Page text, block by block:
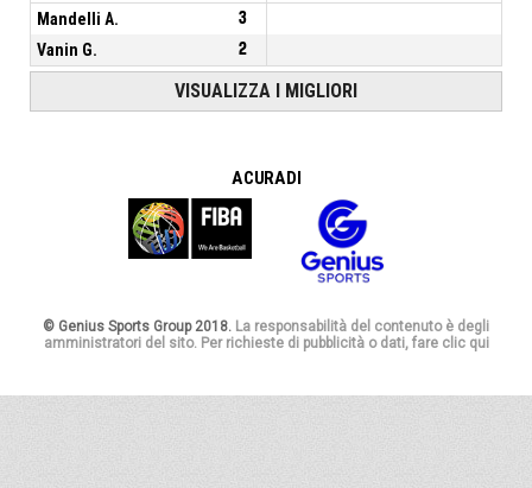
Mandelli A. 3
Vanin G. 2
VISUALIZZA I MIGLIORI
A CURA DI
© Genius Sports Group 2018. La responsabilità del contenuto è degli
amministratori del sito. Per richieste di pubblicità o dati, fare clic qui